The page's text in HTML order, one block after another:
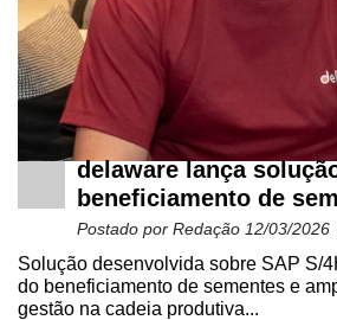
delaware lança
beneficiamento de
Postado por Redação 12/03/2026
Solução desenvolvida sobre SAP S/
do beneficiamento de sementes e
gestão na cadeia produtiva...